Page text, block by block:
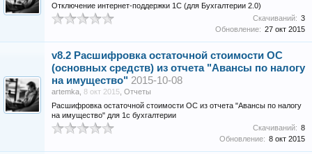
Отключение интернет-поддержки 1С (для Бухгалтерии 2.0)
Скачиваний: 3
Обновление: 27 окт 2015
v8.2 Расшифровка остаточной стоимости ОС
(основных средств) из отчета "Авансы по налогу
на имущество" 2015-10-08
artemka 8 окт 2015 Отчеты
Расшифровка остаточной стоимости ОС из отчета "Авансы по налогу
на имущество" для 1с бухгалтерии
Скачиваний: 8
Обновление: 8 окт 2015